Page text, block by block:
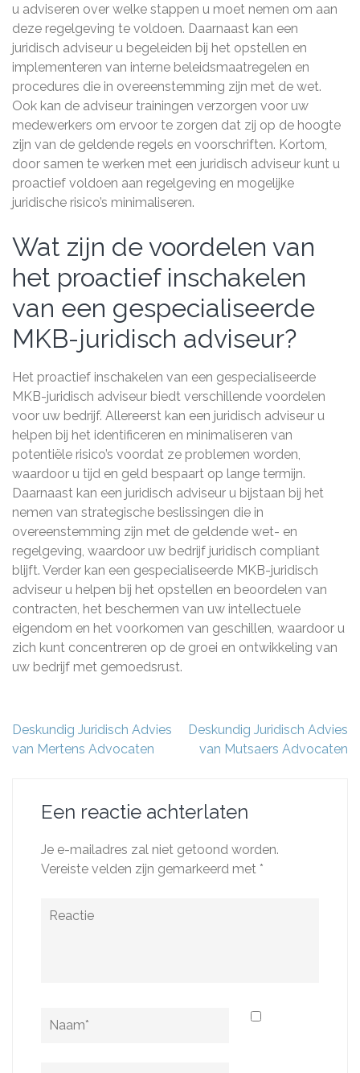
u adviseren over welke stappen u moet nemen om aan
deze regelgeving te voldoen. Daarnaast kan een
juridisch adviseur u begeleiden bij het opstellen en
implementeren van interne beleidsmaatregelen en
procedures die in overeenstemming zijn met de wet.
Ook kan de adviseur trainingen verzorgen voor uw
medewerkers om ervoor te zorgen dat zij op de hoogte
zijn van de geldende regels en voorschriften. Kortom,
door samen te werken met een juridisch adviseur kunt u
proactief voldoen aan regelgeving en mogelijke
juridische risico’s minimaliseren.
Wat zijn de voordelen van
het proactief inschakelen
van een gespecialiseerde
MKB-juridisch adviseur?
Het proactief inschakelen van een gespecialiseerde
MKB-juridisch adviseur biedt verschillende voordelen
voor uw bedrijf. Allereerst kan een juridisch adviseur u
helpen bij het identificeren en minimaliseren van
potentiële risico’s voordat ze problemen worden,
waardoor u tijd en geld bespaart op lange termijn.
Daarnaast kan een juridisch adviseur u bijstaan bij het
nemen van strategische beslissingen die in
overeenstemming zijn met de geldende wet- en
regelgeving, waardoor uw bedrijf juridisch compliant
blijft. Verder kan een gespecialiseerde MKB-juridisch
adviseur u helpen bij het opstellen en beoordelen van
contracten, het beschermen van uw intellectuele
eigendom en het voorkomen van geschillen, waardoor u
zich kunt concentreren op de groei en ontwikkeling van
uw bedrijf met gemoedsrust.
Berichtnavigatie
Deskundig Juridisch Advies
van Mertens Advocaten
Deskundig Juridisch Advies
van Mutsaers Advocaten
Een reactie achterlaten
Je e-mailadres zal niet getoond worden.
Vereiste velden zijn gemarkeerd met *
Reactie
Naam